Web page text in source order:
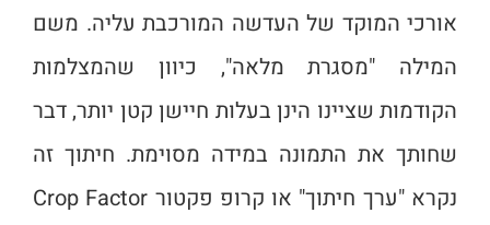
אורכי המוקד של העדשה המורכבת עליה. משם
המילה "מסגרת מלאה", כיוון שהמצלמות
הקודמות שציינו הינן בעלות חיישן קטן יותר, דבר
שחותך את התמונה במידה מסוימת. חיתוך זה
נקרא "ערך חיתוך" או קרופ פקטור Crop Factor